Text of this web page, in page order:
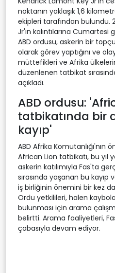
noktanın yaklaşık 1,6
ekipleri tarafından bulundu.
Jr'ın kalıntılarına Cumartesi
ABD ordusu, askerin bir
olarak görev yaptığını ve
müttefikleri ve Afrika
düzenlenen tatbikat
açıkladı.
ABD ordusu:
tatbikatında bir
kayıp'
ABD Afrika Komutanlığı'nın
African Lion tatbikatı, bu yıl
askerin katılımıyla Fas'ta
sırasında yaşanan bu kayıp
iş birliğinin önemini bir kez
Ordu yetkilileri, halen
bulunması için arama
belirtti. Arama faaliyetleri,
çabasıyla devam ediyor.